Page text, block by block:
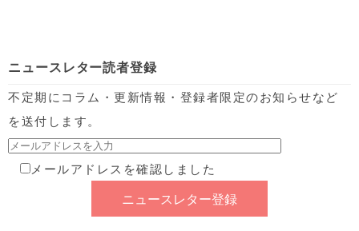
ニュースレター読者登録
不定期にコラム・更新情報・登録者限定のお知らせなど
を送付します。
メールアドレスを確認しました